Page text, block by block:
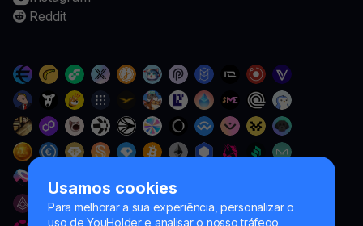
Usamos cookies
Para melhorar a sua experiência, personalizar o
uso de YouHolder e analisar o nosso tráfego,
Reddit